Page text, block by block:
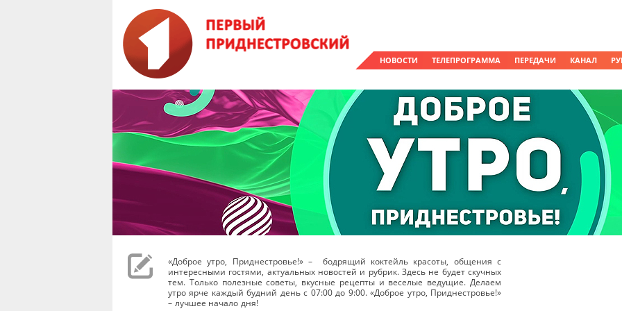
НОВОСТИ ТЕЛЕПРОГРАММА ПЕРЕДАЧИ КАНАЛ
«Доброе утро, Приднестровье!» – бодрящий коктейль красоты, общения с
интересными гостями, актуальных новостей и рубрик. Здесь не будет скучных
тем. Только полезные советы, вкусные рецепты и веселые ведущие. Делаем
утро ярче каждый будний день с 07:00 до 9:00. «Доброе утро, Приднестровье!»
– лучшее начало дня!